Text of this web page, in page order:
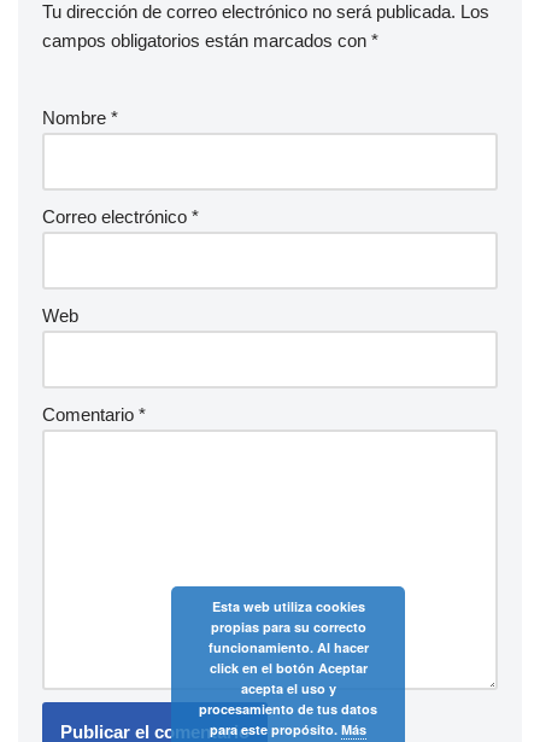
Tu dirección de correo electrónico no será publicada. Los
campos obligatorios están marcados con *
Nombre *
Correo electrónico *
Web
Comentario *
Esta web utiliza cookies
propias para su correcto
funcionamiento. Al hacer
click en el botón Aceptar
acepta el uso y
procesamiento de tus datos
para este propósito. Más